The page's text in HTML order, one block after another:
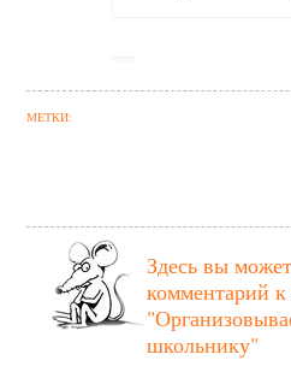
МЕТКИ:
Здесь вы
комментарий к
школьнику"